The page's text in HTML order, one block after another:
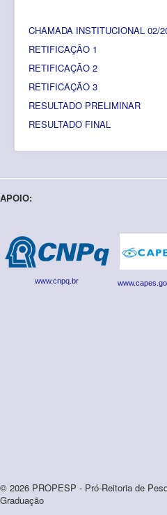
CHAMADA INSTITUCIONAL 02/
RETIFICAÇÃO 1
RETIFICAÇÃO 2
RETIFICAÇÃO 3
RESULTADO PRELIMINAR
RESULTADO FINAL
APOIO:
www.cnpq.br
© 2026 PROPESP - Pró-Reitoria de
Graduação